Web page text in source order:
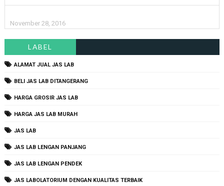
November 28, 2016
LABEL
ALAMAT JUAL JAS LAB
BELI JAS LAB DITANGERANG
HARGA GROSIR JAS LAB
HARGA JAS LAB MURAH
JAS LAB
JAS LAB LENGAN PANJANG
JAS LAB LENGAN PENDEK
JAS LABOLATORIUM DENGAN KUALITAS TERBAIK